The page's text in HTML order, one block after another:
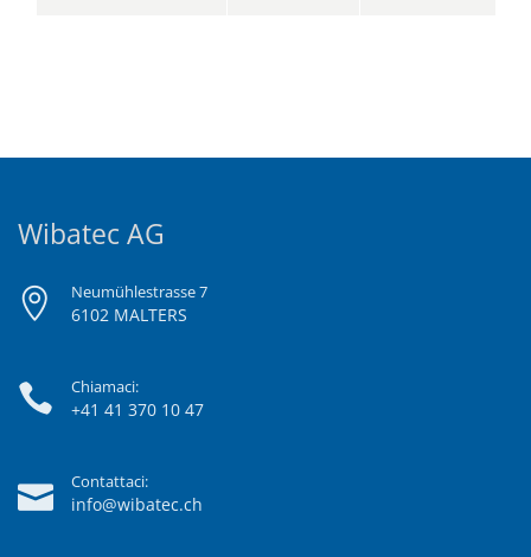
Wibatec AG
Neumühlestrasse 7
6102 MALTERS
Chiamaci:
+41 41 370 10 47
Contattaci:
info@wibatec.ch